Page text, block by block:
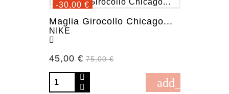
-30,00 €
Maglia Girocollo Chicago...
NIKE
Prezzo
45,00 € Prezzo base
75,00 €